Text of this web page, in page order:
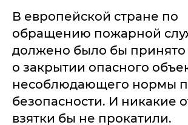
В европейской стране по
обращению пожарной
должено было бы
о закрытии опасного
несоблюдающего нормы
безопасности. И никакие
взятки бы не прокатили.